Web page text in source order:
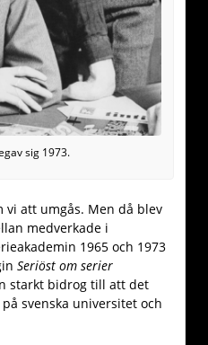
sig 1973.
vi att umgås. Men då blev
medverkade i
1965 och 1973
Seriöst om serier
starkt bidrog till att det
svenska universitet och